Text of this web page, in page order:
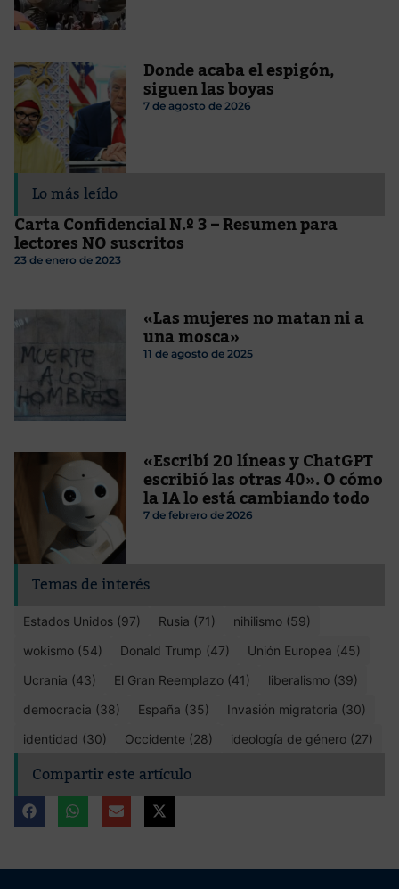
Donde acaba el espigón,
siguen las boyas
7 de agosto de 2026
Lo más leído
Carta Confidencial N.º 3 – Resumen para
lectores NO suscritos
23 de enero de 2023
«Las mujeres no matan ni a
una mosca»
11 de agosto de 2025
«Escribí 20 líneas y ChatGPT
escribió las otras 40». O cómo
la IA lo está cambiando todo
7 de febrero de 2026
Temas de interés
Estados Unidos (97) Rusia (71)
nihilismo (59)
wokismo (54)
Donald Trump (47)
Unión Europea (45)
Ucrania (43)
El Gran Reemplazo (41)
liberalismo (39)
democracia (38)
España (35)
Invasión migratoria (30)
identidad (30)
Occidente (28) ideología de género (27)
Compartir este artículo